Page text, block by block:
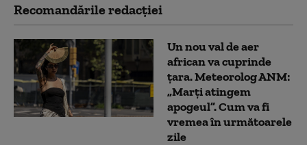
Recomandările redacţiei
Un nou val de aer
african va cuprinde
țara. Meteorolog ANM:
„Marți atingem
apogeul”. Cum va fi
vremea în următoarele
zile